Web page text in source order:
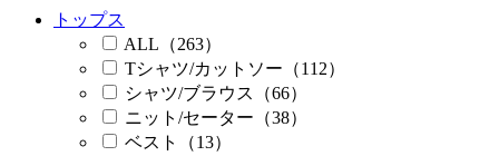
トップス
ALL（263）
Tシャツ/カットソー（112）
シャツ/ブラウス（66）
ニット/セーター（38）
ベスト（13）